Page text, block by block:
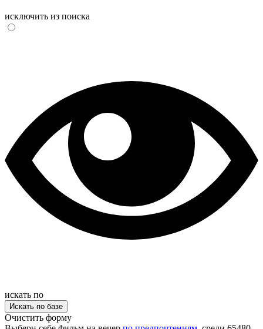
исключить из поиска
искать по
Очистить форму